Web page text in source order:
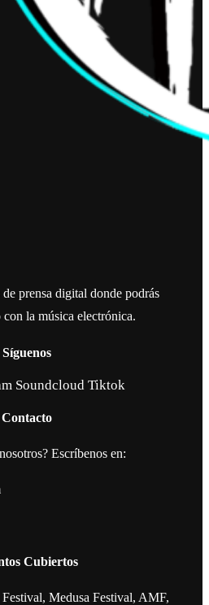
prensa digital donde podrás
la música electrónica.
Síguenos
Soundcloud Tiktok
Contacto
Escríbenos en:
Cubiertos
Medusa Festival, AMF,